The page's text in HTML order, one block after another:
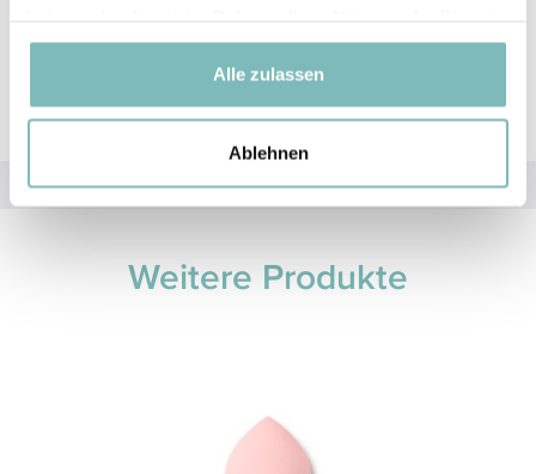
gesammelt haben.
Alle zulassen
Ablehnen
Seife und warmem Wasser. Anschließend denmake-
gut abtrocknen und das
Weitere Produkte